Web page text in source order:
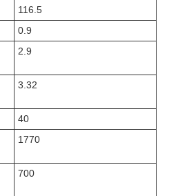
116.5
0.9
2.9
3.32
40
1770
700